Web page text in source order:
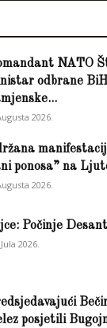
NATO
odbrane
2026.
ponosa” na
2026.
Počinje
2026.
posjetili